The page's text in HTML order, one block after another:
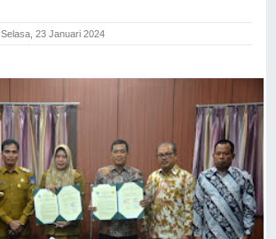
Selasa, 23 Januari 2024